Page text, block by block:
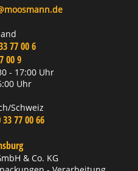
77 00 6
00 9
- 17:00 Uhr
Uhr
Schweiz
33 77 00 66
& Co. KG